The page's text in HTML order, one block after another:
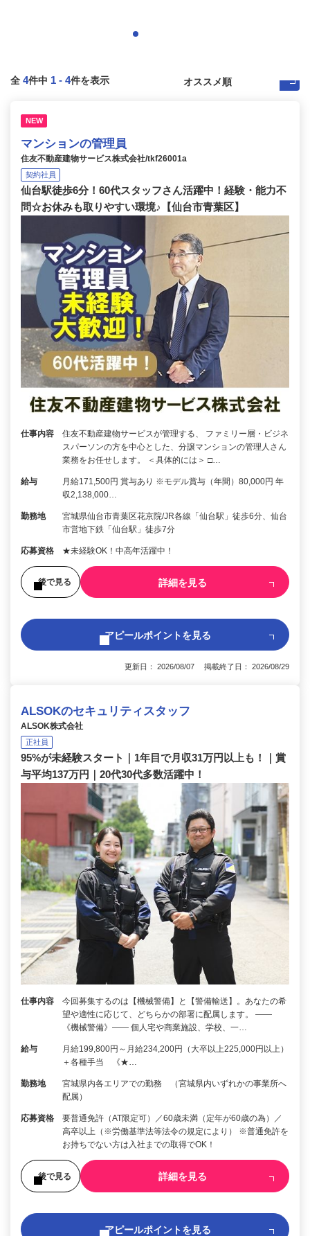
全 4件中 1 - 4件を表示
NEW
マンションの管理員
住友不動産建物サービス株式会社/tkf26001a
契約社員
仙台駅徒歩6分！60代スタッフさん活躍中！経験・能力不
問☆お休みも取りやすい環境♪【仙台市青葉区】
仕事内容
住友不動産建物サービスが管理する、 ファミリー層・ビジネ
スパーソンの方を中心とした、分譲マンションの管理人さん
業務をお任せします。 ＜具体的には＞ □…
給与
月給171,500円 賞与あり ※モデル賞与（年間）80,000円 年
収2,138,000…
勤務地
宮城県仙台市青葉区花京院/JR各線「仙台駅」徒歩6分、仙台
市営地下鉄「仙台駅」徒歩7分
応募資格 ★未経験OK！中高年活躍中！
後で見る 詳細を見る
アピールポイントを見る
更新日： 2026/08/07 掲載終了日： 2026/08/29
ALSOKのセキュリティスタッフ
ALSOK株式会社
正社員
95%が未経験スタート｜1年目で月収31万円以上も！｜賞
与平均137万円｜20代30代多数活躍中！
仕事内容
今回募集するのは【機械警備】と【警備輸送】。あなたの希
望や適性に応じて、どちらかの部署に配属します。 ――
《機械警備》―― 個人宅や商業施設、学校、一…
給与
月給199,800円～月給234,200円（大卒以上225,000円以上）
＋各種手当 《★…
勤務地
宮城県内各エリアでの勤務 （宮城県内いずれかの事業所へ
配属）
応募資格
要普通免許（AT限定可）／60歳未満（定年が60歳の為）／
高卒以上（※労働基準法等法令の規定により） ※普通免許を
お持ちでない方は入社までの取得でOK！
後で見る 詳細を見る
アピールポイントを見る